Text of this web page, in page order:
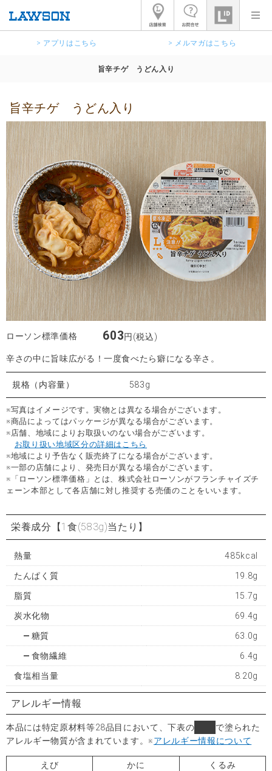
> アプリはこちら > メルマガはこちら
旨辛チゲ うどん入り
旨辛チゲ うどん入り
ローソン標準価格 603円(税込)
辛さの中に旨味広がる！一度食べたら癖になる辛さ。
規格（内容量） 583g
※写真はイメージです。実物とは異なる場合がございます。
※商品によってはパッケージが異なる場合がございます。
※店舗、地域によりお取扱いのない場合がございます。
お取り扱い地域区分の詳細はこちら
※地域により予告なく販売終了になる場合がございます。
※一部の店舗により、発売日が異なる場合がございます。
※「ローソン標準価格」とは、株式会社ローソンがフランチャイズチ
ェーン本部として各店舗に対し推奨する売価のことをいいます。
栄養成分 【1食(583g)当たり】
熱量 485kcal
たんぱく質 19.8g
脂質 15.7g
炭水化物 69.4g
糖質 63.0g
食物繊維 6.4g
食塩相当量 8.20g
アレルギー情報
本品には特定原材料等28品目において、下表の
で塗られた
アレルギー物質が含まれています。※アレルギー情報について
えび かに
くるみ